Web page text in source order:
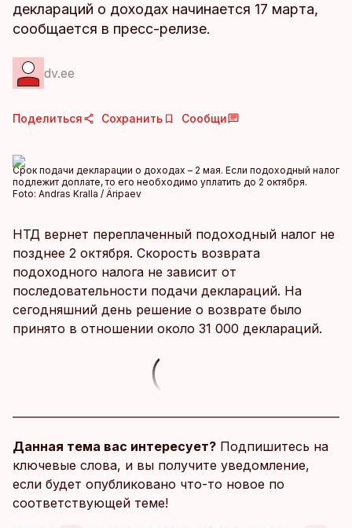
деклараций о доходах начинается 17 марта,
сообщается в пресс-релизе.
dv.ee
Поделиться Сохранить Сообщи
Срок подачи декларации о доходах – 2 мая. Если подоходный налог
подлежит доплате, то его необходимо уплатить до 2 октября.
Foto: Andras Kralla / Äripaev
НТД вернет переплаченный подоходный налог не
позднее 2 октября. Скорость возврата
подоходного налога не зависит от
последовательности подачи деклараций. На
сегодняшний день решение о возврате было
принято в отношении около 31 000 деклараций.
Данная тема вас интересует? Подпишитесь на
ключевые слова, и вы получите уведомление,
если будет опубликовано что-то новое по
соответствующей теме!